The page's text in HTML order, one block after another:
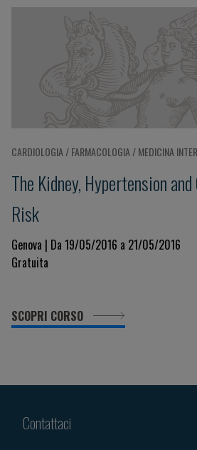
CARDIOLOGIA / FARMACOLOGIA / MEDICINA
The Kidney, Hypertension
Risk
Genova | Da 19/05/2016 a 21/05/2016
Gratuita
SCOPRI CORSO
Contattaci